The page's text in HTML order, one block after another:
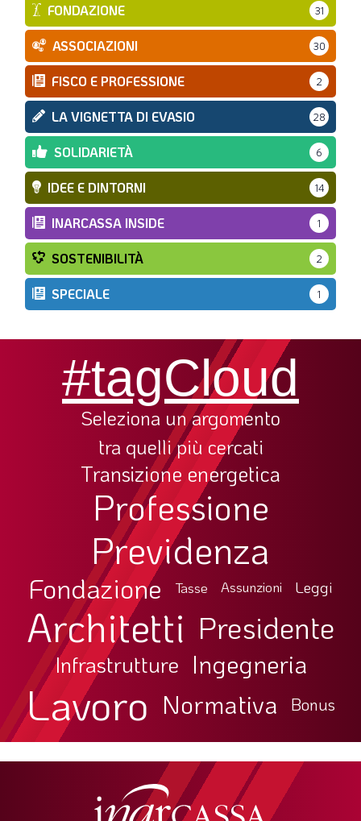
FONDAZIONE 31
ASSOCIAZIONI 30
FISCO E PROFESSIONE 2
LA VIGNETTA DI EVASIO 28
SOLIDARIETÀ 6
IDEE E DINTORNI 14
INARCASSA INSIDE 1
SOSTENIBILITÀ 2
SPECIALE 1
#tagCloud
Seleziona un argomento
tra quelli più cercati
Transizione energetica
Professione
Previdenza
Fondazione Tasse Assunzioni Leggi
Architetti Presidente
Infrastrutture Ingegneria
Lavoro Normativa Bonus